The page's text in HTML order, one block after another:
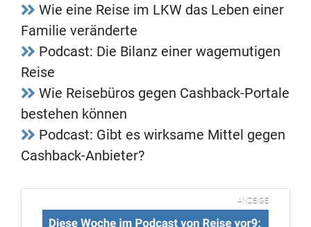
Wie eine Reise im LKW das Leben einer
Familie veränderte
Podcast: Die Bilanz einer wagemutigen
Reise
Wie Reisebüros gegen Cashback-Portale
bestehen können
Podcast: Gibt es wirksame Mittel gegen
Cashback-Anbieter?
ANZEIGE